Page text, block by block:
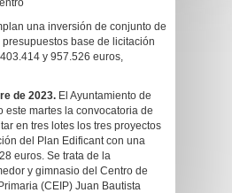
una inversión de conjunto de
base de licitación
y 957.526 euros,
de 2023. El Ayuntamiento de
este martes la convocatoria de
en tres lotes los tres proyectos
del Plan Edificant con una
euros. Se trata de la
y gimnasio del Centro de
(CEIP) Juan Bautista